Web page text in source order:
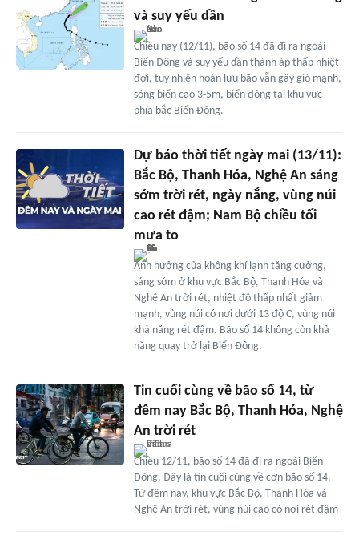
và suy yếu dần
Chiều nay (12/11), bão số 14 đã đi ra ngoài
Biển Đông và suy yếu dần thành áp thấp nhiệt
đới, tuy nhiên hoàn lưu bão vẫn gây gió mạnh,
sóng biển cao 3-5m, biển động tại khu vực
phía bắc Biển Đông.
Dự báo thời tiết ngày mai (13/11):
Bắc Bộ, Thanh Hóa, Nghệ An sáng
sớm trời rét, ngày nắng, vùng núi
cao rét đậm; Nam Bộ chiều tối
mưa to
Ảnh hưởng của không khí lạnh tăng cường,
sáng sớm ở khu vực Bắc Bộ, Thanh Hóa và
Nghệ An trời rét, nhiệt độ thấp nhất giảm
mạnh, vùng núi có nơi dưới 13 độ C, vùng núi
khả năng rét đậm. Bão số 14 không còn khả
năng quay trở lại Biển Đông.
Tin cuối cùng về bão số 14, từ
đêm nay Bắc Bộ, Thanh Hóa, Nghệ
An trời rét
Chiều 12/11, bão số 14 đã đi ra ngoài Biển
Đông. Đây là tin cuối cùng về cơn bão số 14.
Từ đêm nay, khu vực Bắc Bộ, Thanh Hóa và
Nghệ An trời rét, vùng núi cao có nơi rét đậm